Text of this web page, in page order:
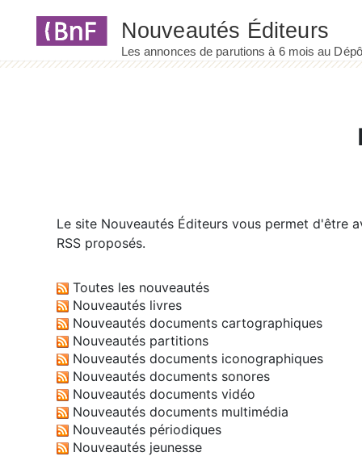
Le site Nouveautés Éditeurs vous permet d'être
RSS proposés.
Toutes les nouveautés
Nouveautés livres
Nouveautés documents cartographiques
Nouveautés partitions
Nouveautés documents iconographiques
Nouveautés documents sonores
Nouveautés documents vidéo
Nouveautés documents multimédia
Nouveautés périodiques
Nouveautés jeunesse